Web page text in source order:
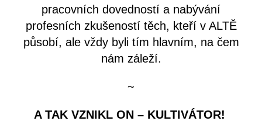
pracovních dovedností a nabývání
profesních zkušeností těch, kteří v ALTĚ
působí, ale vždy byli tím hlavním, na čem
nám záleží.
~
A TAK VZNIKL ON – KULTIVÁTOR!